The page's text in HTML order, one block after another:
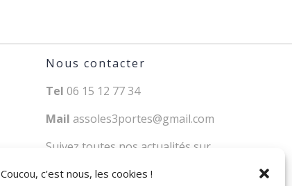
Coucou, c'est nous, les cookies !
Nous contacter
Tel 06 15 12 77 34
Mail assoles3portes@gmail.com
Suivez toutes nos actualités sur